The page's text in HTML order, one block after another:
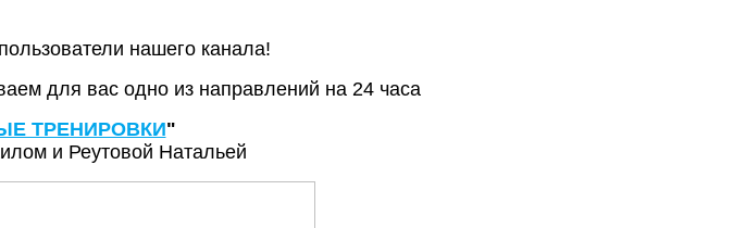
нашего канала!
для вас одно из направлений на 24 часа
ТРЕНИРОВКИ"
и Реутовой Натальей